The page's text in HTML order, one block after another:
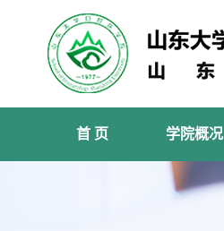
首 页 学院概况